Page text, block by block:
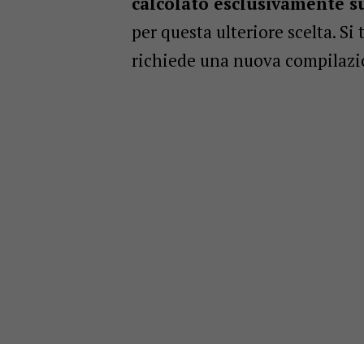
per questa ulteriore scelta.
richiede una nuova